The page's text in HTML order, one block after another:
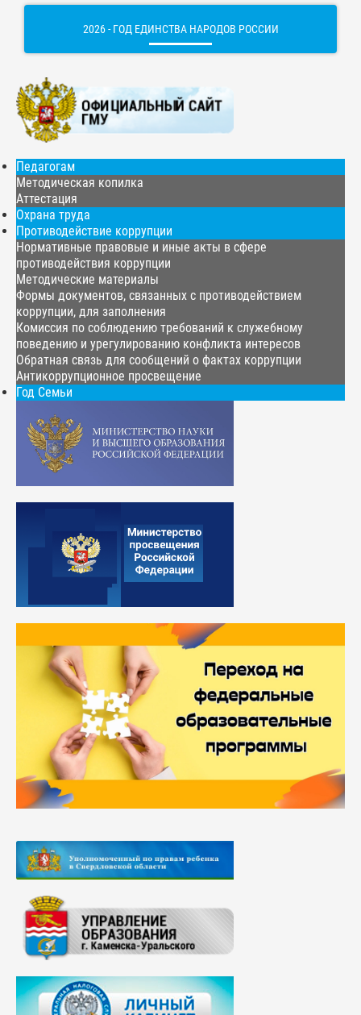
2026 - ГОД ЕДИНСТВА НАРОДОВ РОССИИ
Педагогам
Методическая копилка
Аттестация
Охрана труда
Противодействие коррупции
Нормативные правовые и иные акты в сфере
противодействия коррупции
Методические материалы
Формы документов, связанных с противодействием
коррупции, для заполнения
Комиссия по соблюдению требований к служебному
поведению и урегулированию конфликта интересов
Обратная связь для сообщений о фактах коррупции
Антикоррупционное просвещение
Год Семьи